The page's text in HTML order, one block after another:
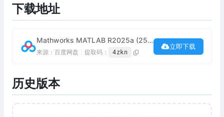
下载地址
Mathworks MATLAB R2025a (25.2.0) 中文破解版下载
来源：百度网盘 提取码： 4zkn
立即下载
历史版本